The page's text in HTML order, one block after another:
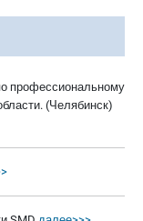
профессиональному
(Челябинск)